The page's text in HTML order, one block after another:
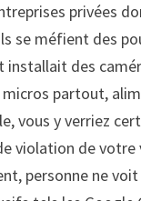
privées
se méfient des
installait des
partout,
vous y verriez
violation de votre
personne ne